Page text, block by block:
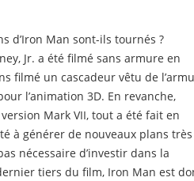
d’Iron Man sont-ils tournés ?
Jr. a été filmé sans armure en
filmé un cascadeur vêtu de
l’animation 3D. En revanche,
Mark VII, tout a été fait en
à générer de nouveaux plans très
nécessaire d’investir dans la
tiers du film, Iron Man est